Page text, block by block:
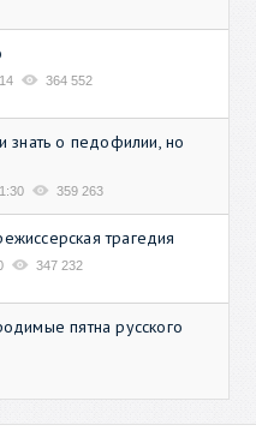
364 552
знать о педофилии, но
359 263
трагедия
347 232
пятна русского